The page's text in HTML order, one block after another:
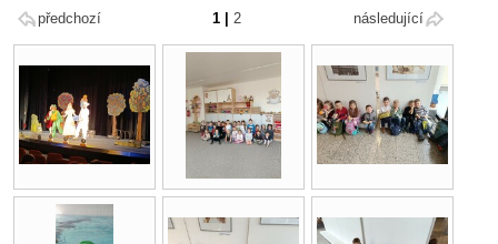
předchozí 1 2 následující